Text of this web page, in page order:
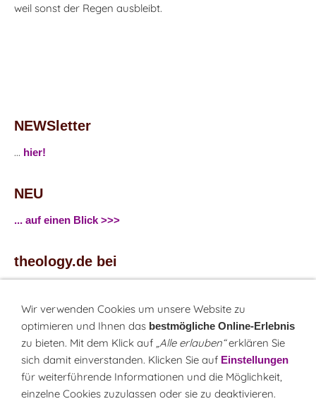
weil sonst der Regen ausbleibt.
NEWSletter
... hier!
NEU
... auf einen Blick >>>
theology.de bei
...Twitter
Monatsrätsel
Rätseln & Gewinnen!
Wir verwenden Cookies um unsere Website zu
optimieren und Ihnen das bestmögliche Online-Erlebnis
zu bieten. Mit dem Klick auf „Alle erlauben“erklären Sie
sich damit einverstanden. Klicken Sie auf Einstellungen
für weiterführende Informationen und die Möglichkeit,
einzelne Cookies zuzulassen oder sie zu deaktivieren.